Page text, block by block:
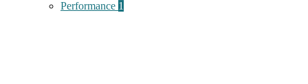
Performance 1